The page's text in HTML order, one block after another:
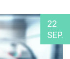
22
SEP.